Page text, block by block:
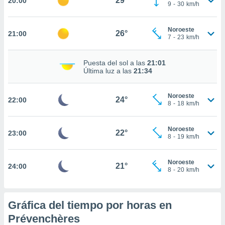
En
o
aunque
Puedes
abono
9 - 30 km/h
21:00 26°
Noroeste
7 - 23 km/h
Puesta del sol a las 21:01
Última luz a las 21:34
22:00 24°
Noroeste
8 - 18 km/h
23:00 22°
Noroeste
8 - 19 km/h
24:00 21°
Noroeste
8 - 20 km/h
Gráfica del tiempo por horas en
Prévenchères